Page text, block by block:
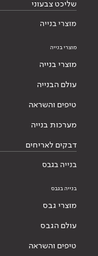
שליכט צבעוני
מוצרי בנייה
מוצרי בנייה
מוצרי בנייה
עולם הבנייה
טיפים והשראה
מערכות בנייה
דבקים לאריחים
בנייה בגבס
בנייה בגבס
מוצרי גבס
עולם הגבס
טיפים והשראה